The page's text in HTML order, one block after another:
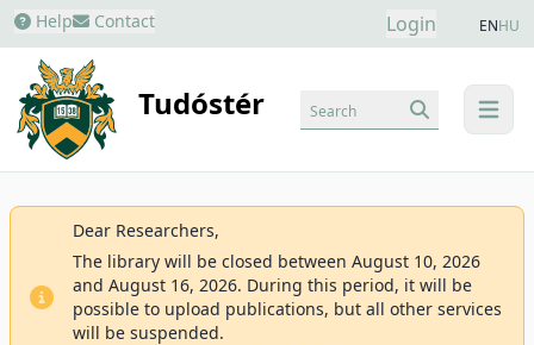
Help Contact Login ENHU
Tudóstér menu
Search
Dear Researchers,
The library will be closed between August 10, 2026
and August 16, 2026. During this period, it will be
possible to upload publications, but all other services
will be suspended.